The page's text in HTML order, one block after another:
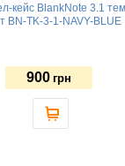
кейс BlankNote 3.1
BN-TK-3-1-NAVY-BLUE
900 грн